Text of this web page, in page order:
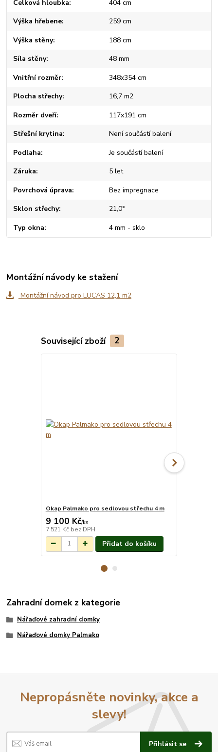
Celková hloubka 404 cm
Výška hřebene 259 cm
Výška stěny 188 cm
Síla stěny 48 mm
Vnitřní rozměr 348x354 cm
Plocha střechy 16,7 m2
Rozměr dveří 117x191 cm
Střešní krytina Není součástí balení
Podlaha Je součástí balení
Záruka 5 let
Povrchová úprava Bez impregnace
Sklon střechy 21,0°
Typ okna 4 mm - sklo
Montážní návody ke stažení
Montážní návod pro LUCAS 12,1 m2
Související zboží 2
Okap Palmako pro sedlovou střechu 4 m
9 100 Kč/ks
7 521 Kč bez DPH
Přidat do košíku
Zahradní domek z kategorie
Nářaďové zahradní domky
Nářaďové domky Palmako
Nepropásněte novinky, akce a
slevy!
Přihlásit se